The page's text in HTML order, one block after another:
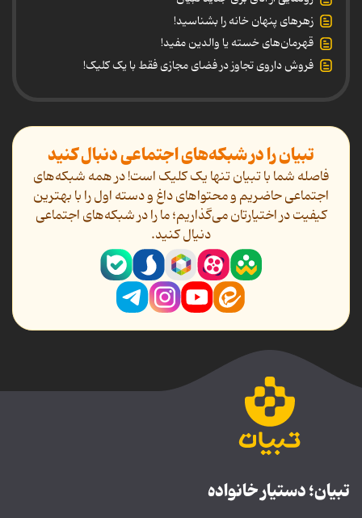
زهرهای پنهان خانه را بشناسید!
قهرمان‌های خسته یا والدین مفید!
فروش داروی تجاوز در فضای مجازی فقط با یک کلیک!
تبیان را در شبکه‌های اجتماعی دنبال کنید
فاصله شما با تبیان تنها یک کلیک است! در همه شبکه‌های
اجتماعی حاضریم و محتواهای داغ و دسته اول را با بهترین
کیفیت در اختیارتان می‌گذاریم؛ ما را در شبکه‌های اجتماعی
دنیال کنید.
تبیان؛ دستیار خانواده